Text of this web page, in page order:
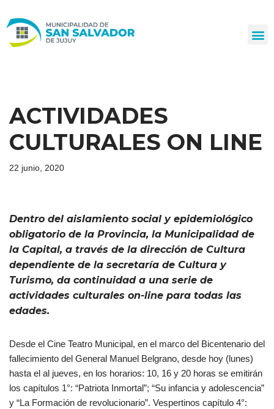
al
ACTIVIDADES
CULTURALES ON LINE
22 junio, 2020
Dentro del aislamiento social y epidemiológico
obligatorio de la Provincia, la Municipalidad de
la Capital, a través de la dirección de Cultura
dependiente de la secretaría de Cultura y
Turismo, da continuidad a una serie de
actividades culturales on-line para todas las
edades.
Desde el Cine Teatro Municipal, en el marco del Bicentenario del
fallecimiento del General Manuel Belgrano, desde hoy (lunes)
hasta el al jueves, en los horarios: 10, 16 y 20 horas se emitirán
los capítulos 1°: “Patriota Inmortal”; “Su infancia y adolescencia”
y “La Formación de revolucionario”. Vespertinos capítulo 4°: